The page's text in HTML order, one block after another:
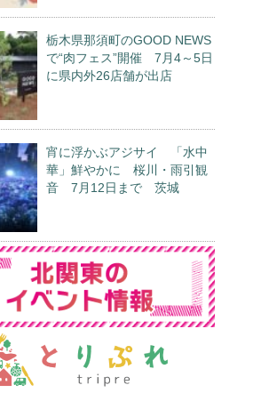
栃木県那須町のGOOD NEWS
で“肉フェス”開催 7月4～5日
に県内外26店舗が出店
宵に浮かぶアジサイ 「水中
華」鮮やかに 桜川・雨引観
音 7月12日まで 茨城